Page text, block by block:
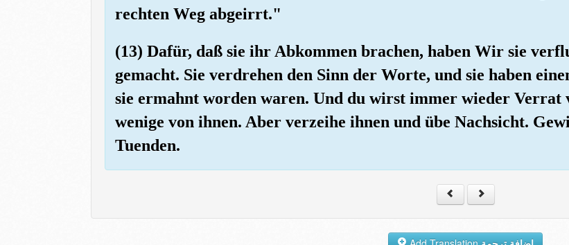
rechten Weg abgeirrt."
(13) Dafür, daß sie ihr Abkommen brachen, haben Wir sie
gemacht. Sie verdrehen den Sinn der Worte, und sie haben
sie ermahnt worden waren. Und du wirst immer wieder Verrat
wenige von ihnen. Aber verzeihe ihnen und übe Nachsicht.
Tuenden.